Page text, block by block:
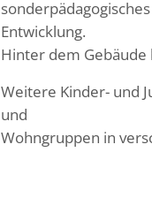
Entwicklung.
Hinter dem Gebäude
Weitere Kinder- und
und
Wohngruppen in